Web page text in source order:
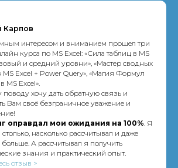
Карпов
интересом и вниманием прошел три
курса по MS Excel: «Сила таблиц в MS
и средний уровни», «Мастер cводных
MS Excel + Power Query», «Магия Формул
MS Excel».
поводу хочу дать обратную связь и
Вам своё безграничное уважение и
оправдал мои ожидания на 100% . Я
насколько рассчитывал и даже
А рассчитывал я получить
знания и практический опыт.
отзыв >